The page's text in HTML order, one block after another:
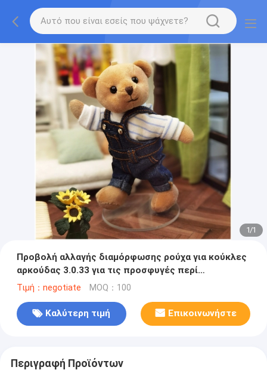
1/1
Προβολή αλλαγής διαμόρφωσης ρούχα για κούκλες
αρκούδας 3.0.33 για τις προσφυγές περί
ιδιωτικότητας
Τιμή：negotiate MOQ：100
Καλύτερη τιμή Επικοινωνήστε
Περιγραφή Προϊόντων